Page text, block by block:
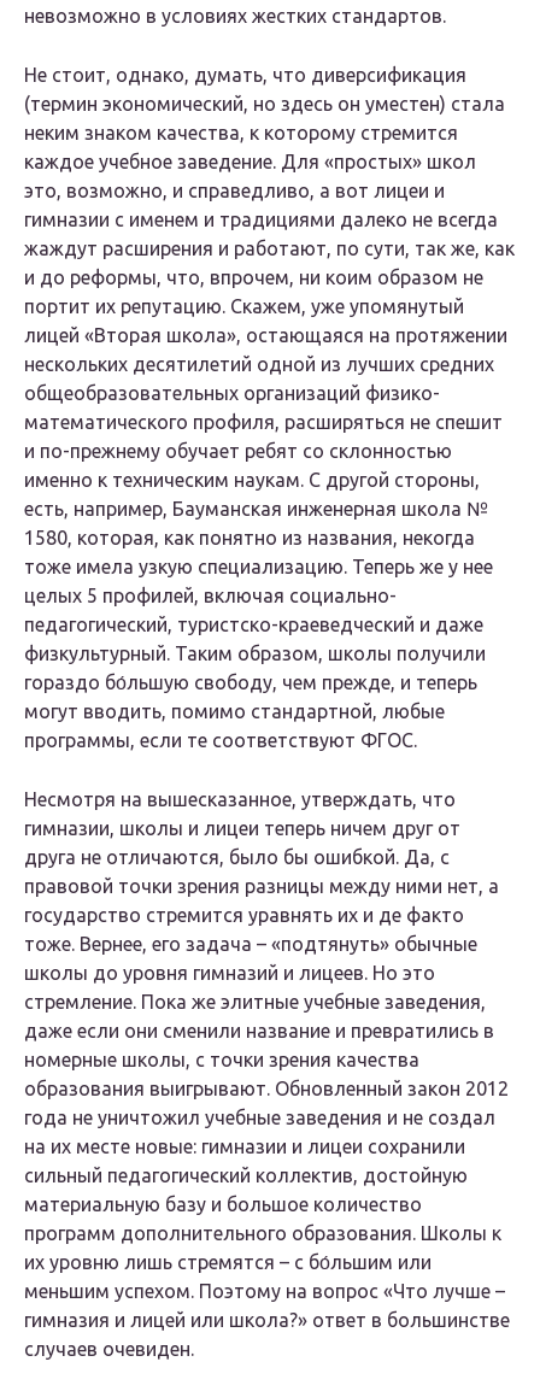
невозможно в условиях жестких стандартов.
Не стоит, однако, думать, что диверсификация
(термин экономический, но здесь он уместен) стала
неким знаком качества, к которому стремится
каждое учебное заведение. Для «простых» школ
это, возможно, и справедливо, а вот лицеи и
гимназии с именем и традициями далеко не всегда
жаждут расширения и работают, по сути, так же, как
и до реформы, что, впрочем, ни коим образом не
портит их репутацию. Скажем, уже упомянутый
лицей «Вторая школа», остающаяся на протяжении
нескольких десятилетий одной из лучших средних
общеобразовательных организаций физико-
математического профиля, расширяться не спешит
и по-прежнему обучает ребят со склонностью
именно к техническим наукам. С другой стороны,
есть, например, Бауманская инженерная школа №
1580, которая, как понятно из названия, некогда
тоже имела узкую специализацию. Теперь же у нее
целых 5 профилей, включая социально-
педагогический, туристско-краеведческий и даже
физкультурный. Таким образом, школы получили
гораздо бо́льшую свободу, чем прежде, и теперь
могут вводить, помимо стандартной, любые
программы, если те соответствуют ФГОС.
Несмотря на вышесказанное, утверждать, что
гимназии, школы и лицеи теперь ничем друг от
друга не отличаются, было бы ошибкой. Да, с
правовой точки зрения разницы между ними нет, а
государство стремится уравнять их и де факто
тоже. Вернее, его задача – «подтянуть» обычные
школы до уровня гимназий и лицеев. Но это
стремление. Пока же элитные учебные заведения,
даже если они сменили название и превратились в
номерные школы, с точки зрения качества
образования выигрывают. Обновленный закон 2012
года не уничтожил учебные заведения и не создал
на их месте новые: гимназии и лицеи сохранили
сильный педагогический коллектив, достойную
материальную базу и большое количество
программ дополнительного образования. Школы к
их уровню лишь стремятся – с бо́льшим или
меньшим успехом. Поэтому на вопрос «Что лучше –
гимназия и лицей или школа?» ответ в большинстве
случаев очевиден.